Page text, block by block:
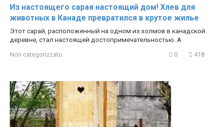
Из настоящего сарая настоящий дом! Хлев для
животных в Канаде превратился в крутое жилье
Этот сарай, расположенный на одном из холмов в канадской
деревне, стал настоящей достопримечательностью. А
Non categorizzato 0 418